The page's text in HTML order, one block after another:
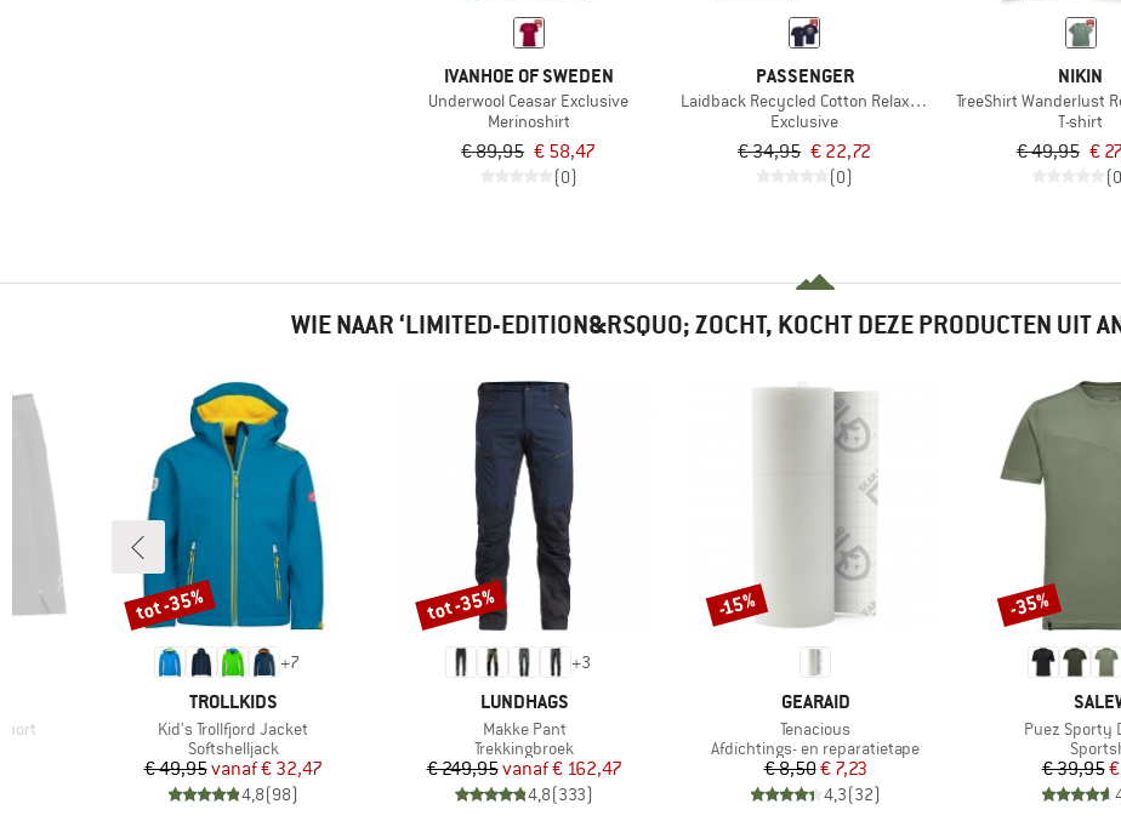
IVANHOE OF SWEDEN
Underwool Ceasar Exclusive
Merinoshirt
€ 89,95 € 58,47
(0)
PASSENGER
Laidback Recycled Cotton Relaxed Fit - Exclusive
Exclusive
€ 34,95 € 22,72
(0)
NIKIN
TreeShirt Wanderlust
T-shirt
€ 49,95 €
WIE NAAR ‘LIMITED-EDITION&RSQUO; ZOCHT, KOCHT DEZE PRODUCTEN UIT
+7
MERK
TROLLKIDS
Artikel
Kid's Trollfjord Jacket
Productgroep
Softshelljack
Prijs
€ 49,95 Verlaagde prijs
vanaf€ 32,47
4,8(98)
Korting
tot -35%
+3
MERK
LUNDHAGS
Artikel
Makke Pant
Productgroep
Trekkingbroek
Prijs
€ 249,95 Verlaagde prijs
vanaf€ 162,47
4,8(333)
Korting
tot -35%
MERK
GEARAID
Artikel
Tenacious
Productgroep
Afdichtings- en reparatietape
Prijs
€ 8,50Verlaagde prijs
€ 7,23
4,3(32)
Korting
-15%
MERK
Artikel
Puez Sporty
€ 39,95
Korting
-35%